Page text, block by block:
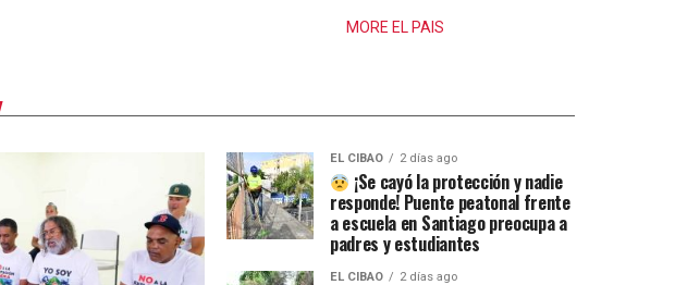
MORE EL PAIS
EL CIBAO 2 días ago
¡Se cayó la protección y nadie
responde! Puente peatonal frente
a escuela en Santiago preocupa a
padres y estudiantes
EL CIBAO 2 días ago